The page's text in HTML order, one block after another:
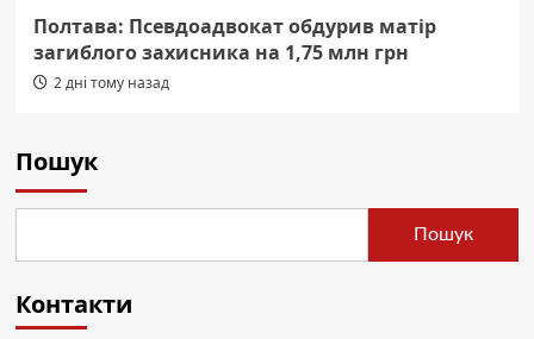
Полтава: Псевдоадвокат обдурив матір
загиблого захисника на 1,75 млн грн
2 дні тому назад
Пошук
Пошук
Контакти